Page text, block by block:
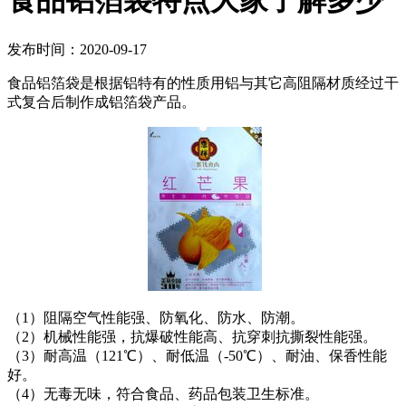
发布时间：2020-09-17
食品铝箔袋是根据铝特有的性质用铝与其它高阻隔材质经过干
式复合后制作成铝箔袋产品。
（1）阻隔空气性能强、防氧化、防水、防潮。
（2）机械性能强，抗爆破性能高、抗穿刺抗撕裂性能强。
（3）耐高温（121℃）、耐低温（-50℃）、耐油、保香性能
好。
（4）无毒无味，符合食品、药品包装卫生标准。